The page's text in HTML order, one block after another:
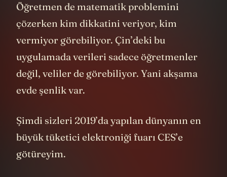
Öğretmen de matematik problemini
çözerken kim dikkatini veriyor, kim
vermiyor görebiliyor. Çin’deki bu
uygulamada verileri sadece öğretmenler
değil, veliler de görebiliyor. Yani akşama
evde şenlik var.
Şimdi sizleri 2019’da yapılan dünyanın en
büyük tüketici elektroniği fuarı CES’e
götüreyim.